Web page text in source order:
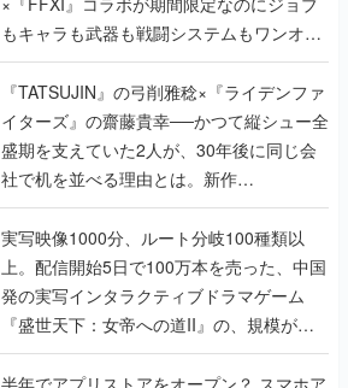
もキャラも武器も戦闘システムもワンオフ
で作り込まれた理由を両ディレクターに聞
く
『TATSUJIN』の弓削雅稔×『ライデンファ
イターズ』の齋藤貴幸──かつて縦シュー全
盛期を支えていた2人が、30年後に同じ会
社で机を並べる理由とは。新作
『TATSUJIN EXTREME』で初タッグを組
んだレジェンド2人に訊く開発秘話
実写映像1000分、ルート分岐100種類以
上。配信開始5日で100万本を売った、中国
発の実写インタラクティブドラマゲーム
『盛世天下：女帝への道II』の、規模が違
うこだわりをプロデューサーに聞いた
半年でアプリストアをオープン？ スマホア